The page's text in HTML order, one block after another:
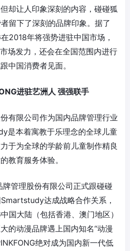
却让人印象深刻的内容，碰碰狐
留下了深刻的品牌印象。据了
2018年将强势进驻中国市场，
场发力，还会在全国范围内进行
中国消费者见面。
进驻艺洲人 强强联手
有限公司作为国内品牌管理行业
是本着寓教于乐理念的全球儿童
于为全球的学龄前儿童制作精良
教育服务体验。
牌管理股份有限公司 正式跟碰碰
达成战略合作关系，
国大陆（包括香港、澳门地区）
的动漫品牌遇上国内知名“动漫
绝对成为国内新一代低